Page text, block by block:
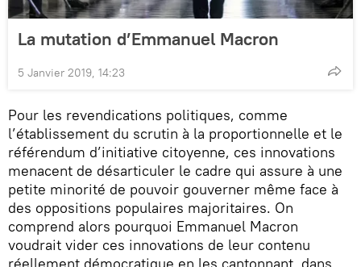
La mutation d’Emmanuel Macron
5 Janvier 2019, 14:23
Pour les revendications politiques, comme
l’établissement du scrutin à la proportionnelle et le
référendum d’initiative citoyenne, ces innovations
menacent de désarticuler le cadre qui assure à une
petite minorité de pouvoir gouverner même face à
des oppositions populaires majoritaires. On
comprend alors pourquoi Emmanuel Macron
voudrait vider ces innovations de leur contenu
réellement démocratique en les cantonnant dans